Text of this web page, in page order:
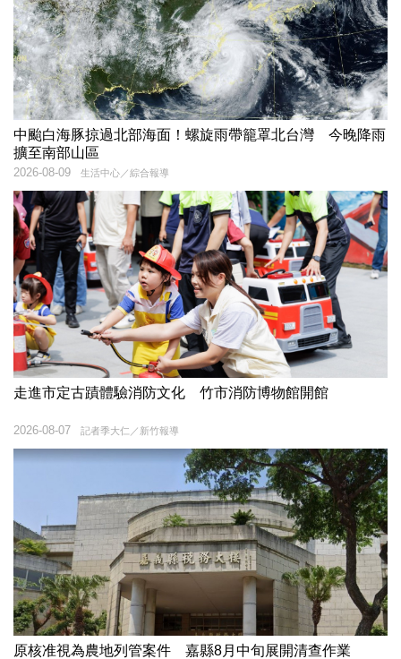
中颱白海豚掠過北部海面！螺旋雨帶籠罩北台灣 今晚降雨
擴至南部山區
生活中心／綜合報導
2026-08-09
走進市定古蹟體驗消防文化 竹市消防博物館開館
記者季大仁／新竹報導
2026-08-07
原核准視為農地列管案件 嘉縣8月中旬展開清查作業